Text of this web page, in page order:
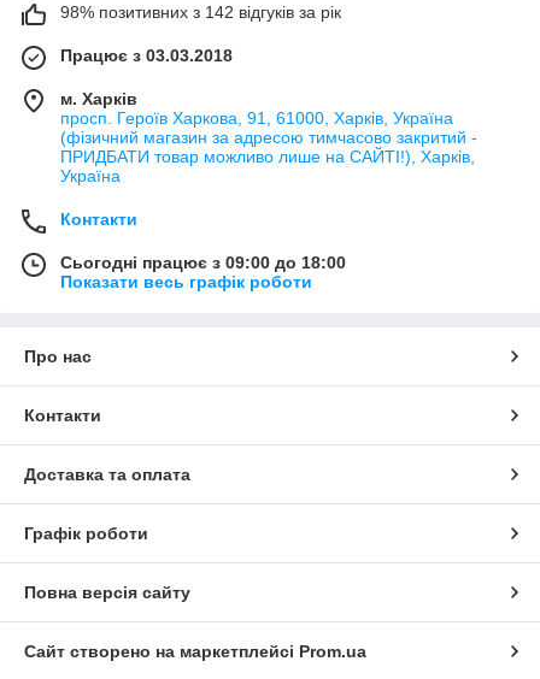
98% позитивних з 142 відгуків за рік
Працює з 03.03.2018
м. Харків
просп. Героїв Харкова, 91, 61000, Харків, Україна
(фізичний магазин за адресою тимчасово закритий -
ПРИДБАТИ товар можливо лише на САЙТІ!), Харків,
Україна
Контакти
Сьогодні працює з 09:00 до 18:00
Показати весь графік роботи
Про нас
Контакти
Доставка та оплата
Графік роботи
Повна версія сайту
Сайт створено на маркетплейсі Prom.ua